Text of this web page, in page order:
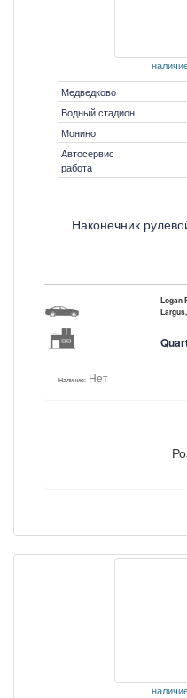
Медведково
Водный стадион
Монино
Автосервис
работа
Наконечник
Logan
Наличие: Нет